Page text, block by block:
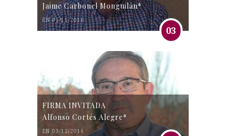
Jaime Carbonel Monguilán*
EN 05/11/2016
03
FIRMA INVITADA
Alfonso Cortés Alegre*
EN 03/12/2016